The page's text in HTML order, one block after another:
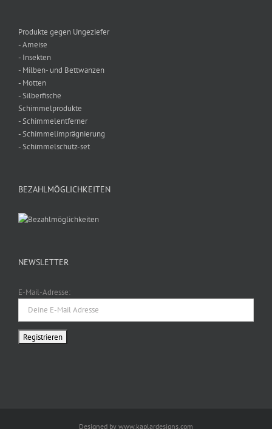
Produkte gegen Ungeziefer
- Ameise
- Insekten
- Milben- und Bettwanzen
- Motten
- Silberfische
Schimmelprodukte
- Schimmelentferner
- Schimmelimprägnierung
- Schimmelschutz-set
BEZAHLMÖGLICHKEITEN
NEWSLETTER
E-Mail-Adresse:
Designed by www.kaplardesigns.com